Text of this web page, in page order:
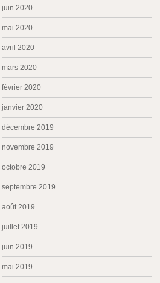
juin 2020
mai 2020
avril 2020
mars 2020
février 2020
janvier 2020
décembre 2019
novembre 2019
octobre 2019
septembre 2019
août 2019
juillet 2019
juin 2019
mai 2019